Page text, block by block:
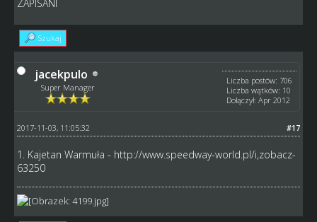
ZAPISANI
Szukaj
jacekpulo
Super Manager
Liczba postów: 706
Liczba wątków: 10
Dołączył: Apr 2012
#17
2017-11-03, 11:05:32
1. Kajetan Warmuła - http://www.speedway-world.pl/i,zobacz-
63250